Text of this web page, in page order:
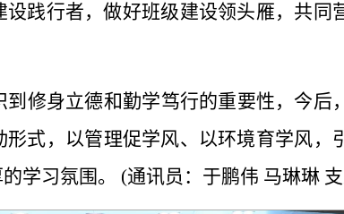
践行者，做好班级建设领头雁，共同
修身立德和勤学笃行的重要性， 今后
形式，以管理促学风、以环境育学风，
学习氛围。 (通讯员：于鹏伟 马琳琳